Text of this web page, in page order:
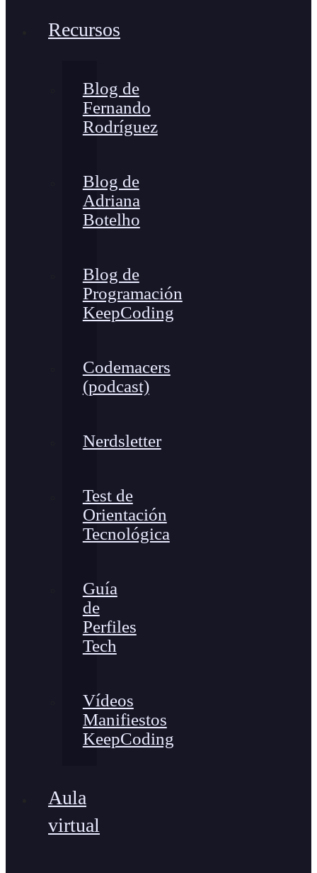
Recursos
Blog de
Fernando
Rodríguez
Blog de
Adriana
Botelho
Blog de
Programación
KeepCoding
Codemacers
(podcast)
Nerdsletter
Test de
Orientación
Tecnológica
Guía
de
Perfiles
Tech
Vídeos
Manifiestos
KeepCoding
Aula
virtual